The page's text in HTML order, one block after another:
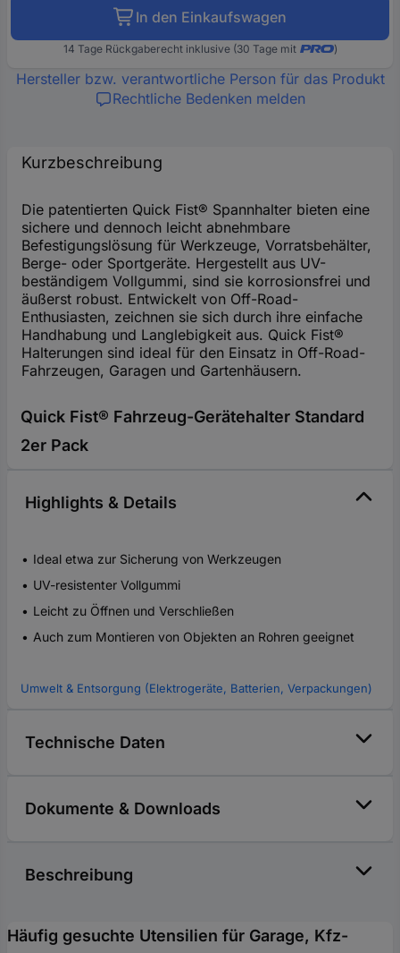
In den Einkaufswagen
14 Tage Rückgaberecht inklusive (30 Tage mit )
Hersteller bzw. verantwortliche Person für das Produkt
Rechtliche Bedenken melden
Kurzbeschreibung
Die patentierten Quick Fist® Spannhalter bieten eine
sichere und dennoch leicht abnehmbare
Befestigungslösung für Werkzeuge, Vorratsbehälter,
Berge- oder Sportgeräte. Hergestellt aus UV-
beständigem Vollgummi, sind sie korrosionsfrei und
äußerst robust. Entwickelt von Off-Road-
Enthusiasten, zeichnen sie sich durch ihre einfache
Handhabung und Langlebigkeit aus. Quick Fist®
Halterungen sind ideal für den Einsatz in Off-Road-
Fahrzeugen, Garagen und Gartenhäusern.
Quick Fist® Fahrzeug-Gerätehalter Standard
2er Pack
Highlights & Details
Ideal etwa zur Sicherung von Werkzeugen
UV-resistenter Vollgummi
Leicht zu Öffnen und Verschließen
Auch zum Montieren von Objekten an Rohren geeignet
Umwelt & Entsorgung (Elektrogeräte, Batterien, Verpackungen)
Technische Daten
Dokumente & Downloads
Beschreibung
Häufig gesuchte Utensilien für Garage, Kfz-